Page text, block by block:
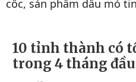
cốc, sản phẩm dầu mỏ